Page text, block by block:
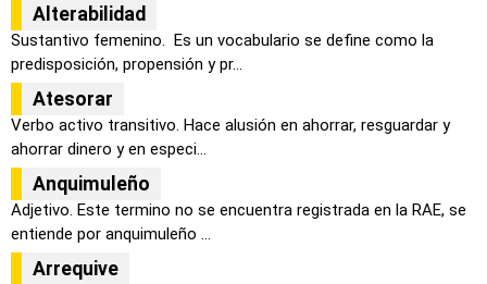
Alterabilidad
Sustantivo femenino. Es un vocabulario se define como la
predisposición, propensión y pr...
Atesorar
Verbo activo transitivo. Hace alusión en ahorrar, resguardar y
ahorrar dinero y en especi...
Anquimuleño
Adjetivo. Este termino no se encuentra registrada en la RAE, se
entiende por anquimuleño ...
Arrequive